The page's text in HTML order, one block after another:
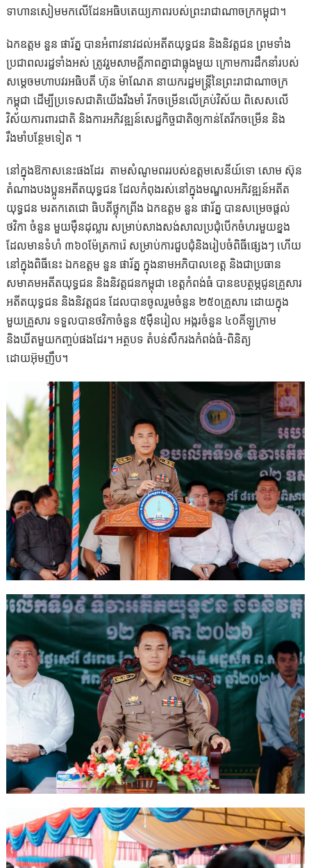
ទាហានសៀមមកលើដែនអធិបតេយ្យភាពរបស់ព្រះរាជាណាចក្រកម្ពុជា។
ឯកឧត្តម នួន ផារ័ត្ន បានអំពាវនាវដល់អតីតយុទ្ធជន និងនិវត្តជន ព្រមទាំង
ប្រជាពលរដ្ឋទាំងអស់ ត្រូវរួមសាមគ្គីភាពគ្នាជាធ្លុងមួយ ក្រោមការដឹកនាំរបស់
សម្ដេចមហាបវរអធិបតី ហ៊ុន ម៉ាណែត នាយករដ្ឋមន្ត្រីនៃព្រះរាជាណាចក្រ
កម្ពុជា ដើម្បីប្រទេសជាតិយើងរឹងមាំ រីកចម្រើនលើគ្រប់វិស័យ ពិសេសលើ
វិស័យការពារជាតិ និងការអភិវឌ្ឍន៍សេដ្ឋកិច្ចជាតិឲ្យកាន់តែរីកចម្រើន និង
រឹងមាំបន្ថែមទៀត ។
នៅក្នុងឱកាសនេះផងដែរ តាមសំណូមពររបស់ឧត្តមសេនីយ៍ទោ សោម ស៊ុន
តំណាងបងប្អូនអតីតយុទ្ធជន ដែលកំពុងរស់នៅក្នុងមណ្ឌលអភិវឌ្ឍន៍អតីត
យុទ្ធជន មរតកតេជោ ធិបតីថ្លុកព្រីង ឯកឧត្តម នួន ផារ័ត្ន បានសម្រេចផ្ដល់
ថវិកា ចំនួន មួយម៉ឺនដុល្លារ សម្រាប់សាងសង់សាលប្រជុំបើកចំហរមួយខ្នង
ដែលមានទំហំ ៣៦០ម៉ែត្រការ៉េ សម្រាប់ការជួបជុំនិងរៀបចំពិធីផ្សេងៗ ហើយ
នៅក្នុងពិធីនេះ ឯកឧត្តម នួន ផារ័ត្ន ក្នុងនាមអភិបាលខេត្ត និងជាប្រធាន
សមាគមអតីតយុទ្ធជន និងនិវត្តជនកម្ពុជា ខេត្តកំពង់ធំ បានឧបត្ថម្ភជូនគ្រួសារ
អតីតយុទ្ធជន និងនិវត្តជន ដែលបានចូលរួមចំនួន ២៥០គ្រួសារ ដោយក្នុង
មួយគ្រួសារ ទទួលបានថវិកាចំនួន ៥ម៉ឺនរៀល អង្ករចំនួន ៤០គីឡូក្រាម
និងឃីតមួយកញ្ចប់ផងដែរ។ អត្ថបទ តំបន់សឹករងកំពង់ធំ-ពិនិត្យ
ដោយអ៊ុមញឹប។